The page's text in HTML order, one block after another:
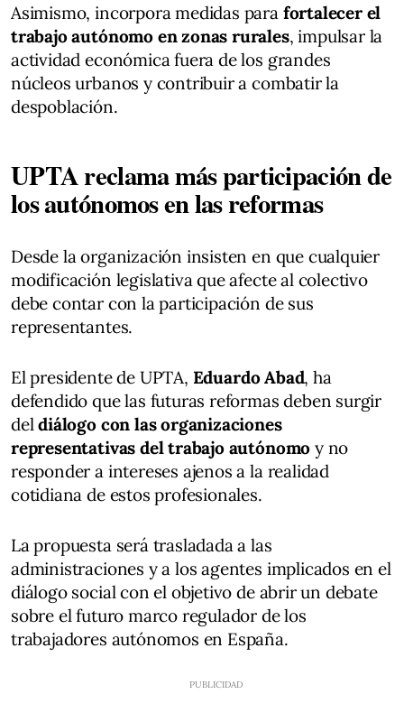
Asimismo, incorpora medidas para fortalecer el
trabajo autónomo en zonas rurales, impulsar la
actividad económica fuera de los grandes
núcleos urbanos y contribuir a combatir la
despoblación.
UPTA reclama más participación de
los autónomos en las reformas
Desde la organización insisten en que cualquier
modificación legislativa que afecte al colectivo
debe contar con la participación de sus
representantes.
El presidente de UPTA, Eduardo Abad, ha
defendido que las futuras reformas deben surgir
deldiálogo con las organizaciones
representativas del trabajo autónomo y no
responder a intereses ajenos a la realidad
cotidiana de estos profesionales.
La propuesta será trasladada a las
administraciones y a los agentes implicados en el
diálogo social con el objetivo de abrir un debate
sobre el futuro marco regulador de los
trabajadores autónomos en España.